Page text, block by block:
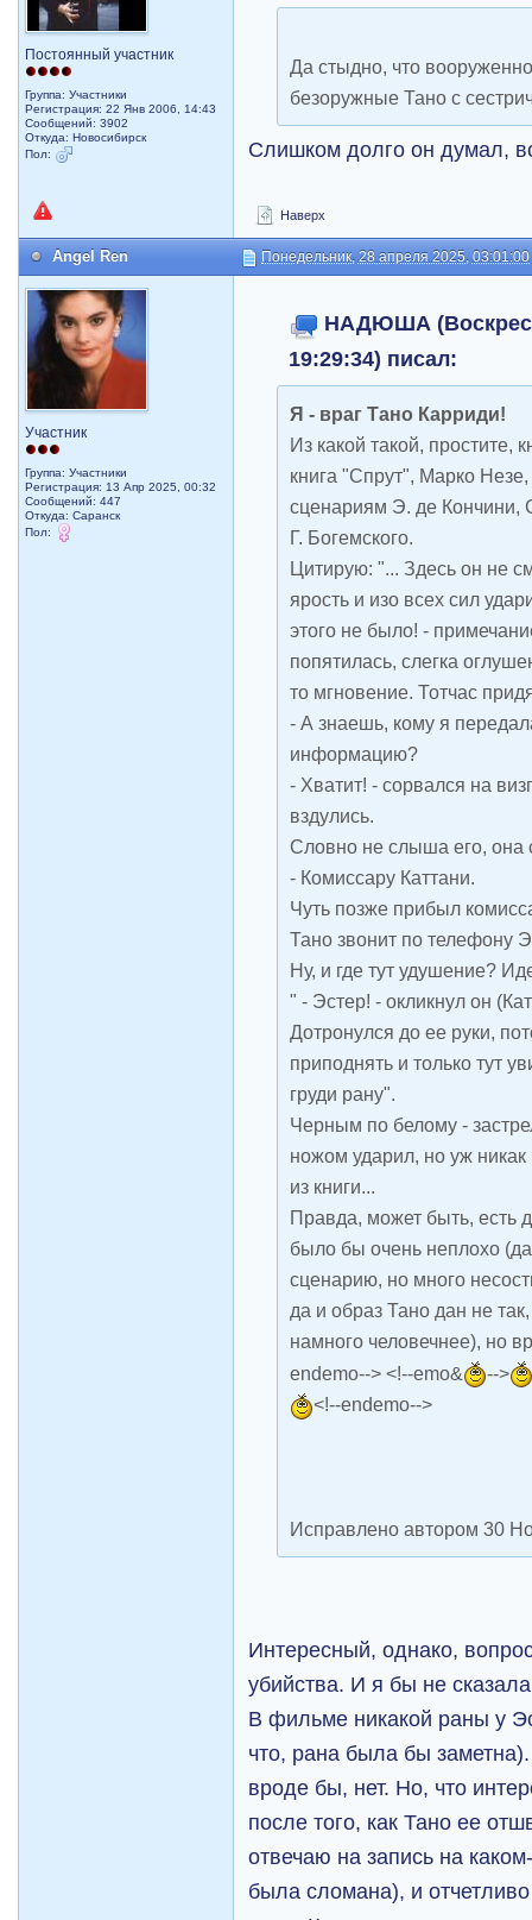
Постоянный участник
Группа: Участники
Регистрация: 22 Янв 2006, 14:43
Сообщений: 3902
Откуда: Новосибирск
Пол:
Да стыдно, что
безоружные Тано с
Слишком долго он думал,
Наверх
Angel Ren Понедельник, 28 апреля 2025, 03:01:00
Участник
Группа: Участники
Регистрация: 13 Апр 2025, 00:32
Сообщений: 447
Откуда: Саранск
Пол:
НАДЮША
19:29:34) писал:
Я - враг Тано Карриди!
Из какой такой, простите,
книга "Спрут", Марко
сценариям Э. де Кончини,
Г. Богемского.
Цитирую: "... Здесь он не
ярость и изо всех сил
этого не было! -
попятилась, слегка
то мгновение. Тотчас
- А знаешь, кому я
информацию?
- Хватит! - сорвался на
вздулись.
Словно не слыша его, она
- Комиссару Каттани.
Чуть позже прибыл
Тано звонит по телефону
Ну, и где тут удушение?
" - Эстер! - окликнул он
Дотронулся до ее руки,
приподнять и только тут
груди рану".
Черным по белому -
ножом ударил, но уж
из книги...
Правда, может быть, есть
было бы очень неплохо
сценарию, но много
да и образ Тано дан не
намного человечнее), но
endemo--> <!--emo&
-->
<!--endemo-->
Исправлено автором 30
Интересный, однако,
убийства. И я бы не
В фильме никакой раны у
что, рана была бы
вроде бы, нет. Но, что
после того, как Тано ее
отвечаю на запись на
была сломана), и